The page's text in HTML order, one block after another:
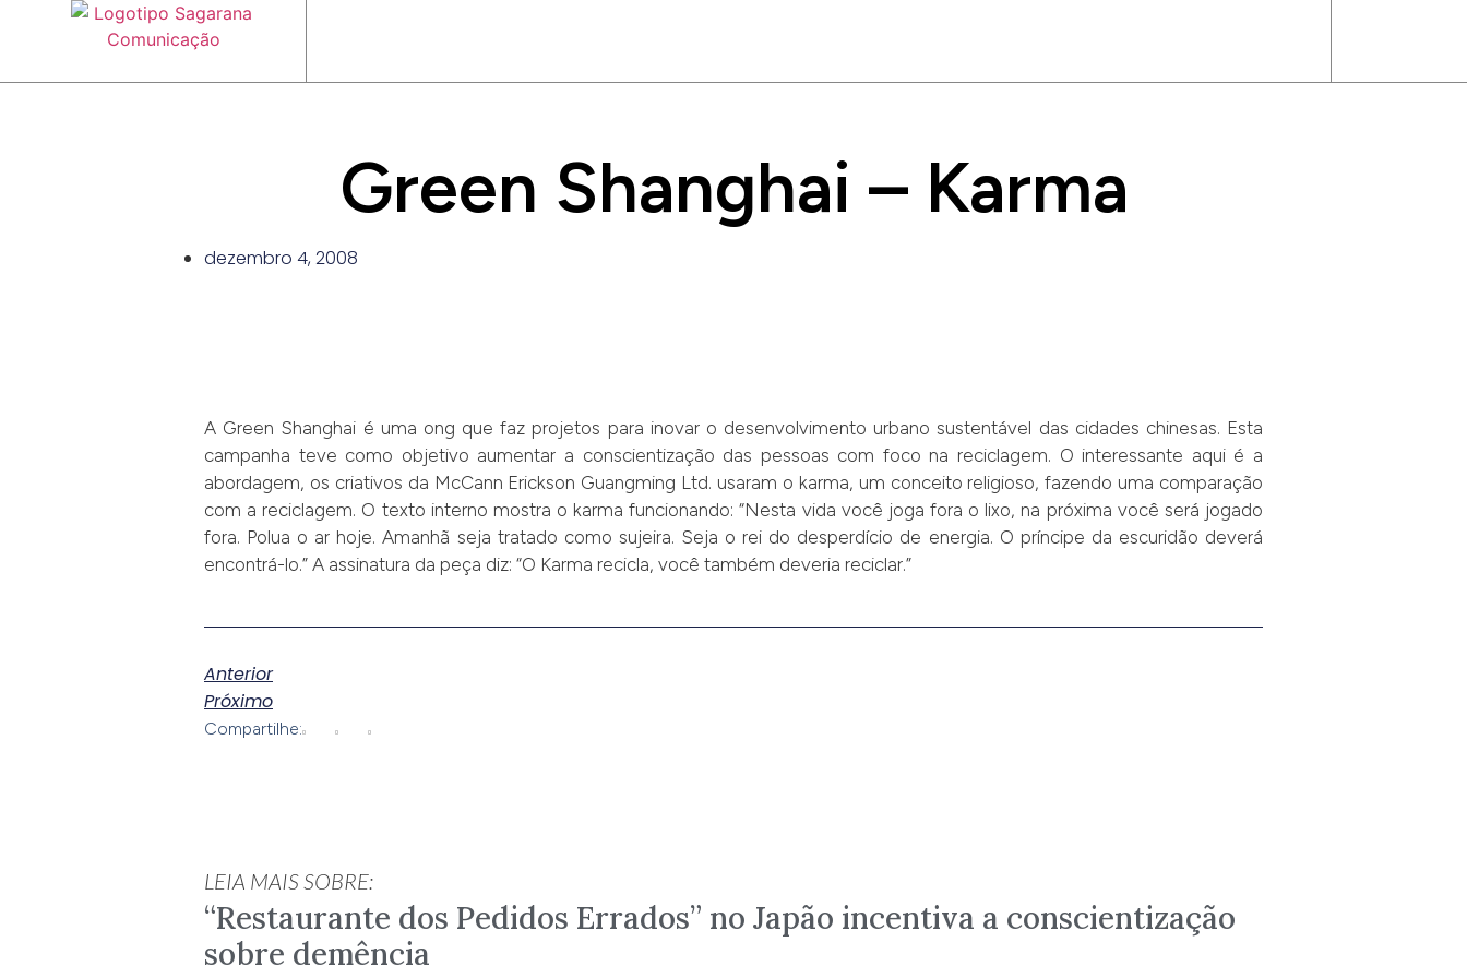
Green Shanghai – Karma
dezembro 4, 2008
A Green Shanghai é uma ong que faz projetos para inovar o desenvolvimento urbano sustentável das cidades chinesas. Esta
campanha teve como objetivo aumentar a conscientização das pessoas com foco na reciclagem. O interessante aqui é a
abordagem, os criativos da McCann Erickson Guangming Ltd. usaram o karma, um conceito religioso, fazendo uma comparação
com a reciclagem. O texto interno mostra o karma funcionando: “Nesta vida você joga fora o lixo, na próxima você será jogado
fora. Polua o ar hoje. Amanhã seja tratado como sujeira. Seja o rei do desperdício de energia. O príncipe da escuridão deverá
encontrá-lo.” A assinatura da peça diz: “O Karma recicla, você também deveria reciclar.”
Anterior
Próximo
Compartilhe:
LEIA MAIS SOBRE:
“Restaurante dos Pedidos Errados” no Japão incentiva a conscientização
sobre demência